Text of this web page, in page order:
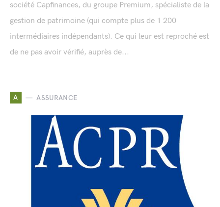
société Capfinances, du groupe Premium, spécialiste de la
gestion de patrimoine (qui compte plus de 1 200
intermédiaires indépendants). Ce qui leur est reproché est
de ne pas avoir vérifié, auprès de...
A ASSURANCE